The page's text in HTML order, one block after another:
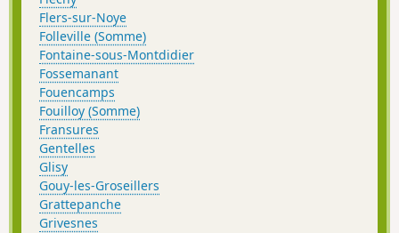
Flers-sur-Noye
Folleville (Somme)
Fontaine-sous-Montdidier
Fossemanant
Fouencamps
Fouilloy (Somme)
Fransures
Gentelles
Glisy
Gouy-les-Groseillers
Grattepanche
Grivesnes